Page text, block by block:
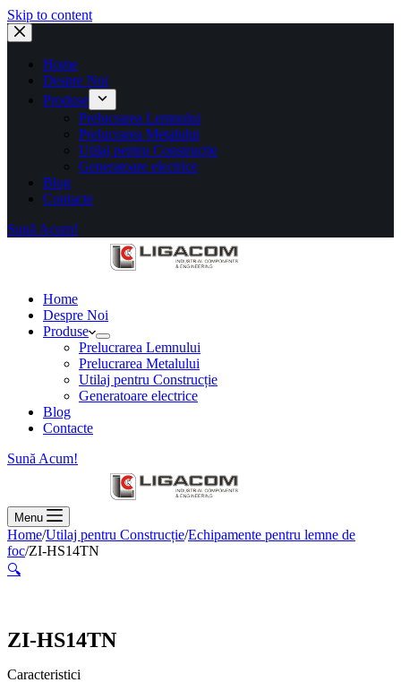
Skip to content
Home
Despre Noi
Produse
Prelucrarea Lemnului
Prelucrarea Metalului
Utilaj pentru Construcție
Generatoare electrice
Blog
Contacte
Sună Acum!
Home
Despre Noi
Produse
Prelucrarea Lemnului
Prelucrarea Metalului
Utilaj pentru Construcție
Generatoare electrice
Blog
Contacte
Sună Acum!
Menu
Home/Utilaj pentru Construcție/Echipamente pentru lemne de
foc/ZI-HS14TN
🔍
ZI-HS14TN
Caracteristici